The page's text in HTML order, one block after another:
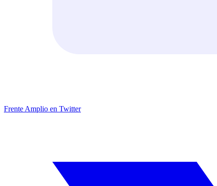
Frente Amplio en Twitter